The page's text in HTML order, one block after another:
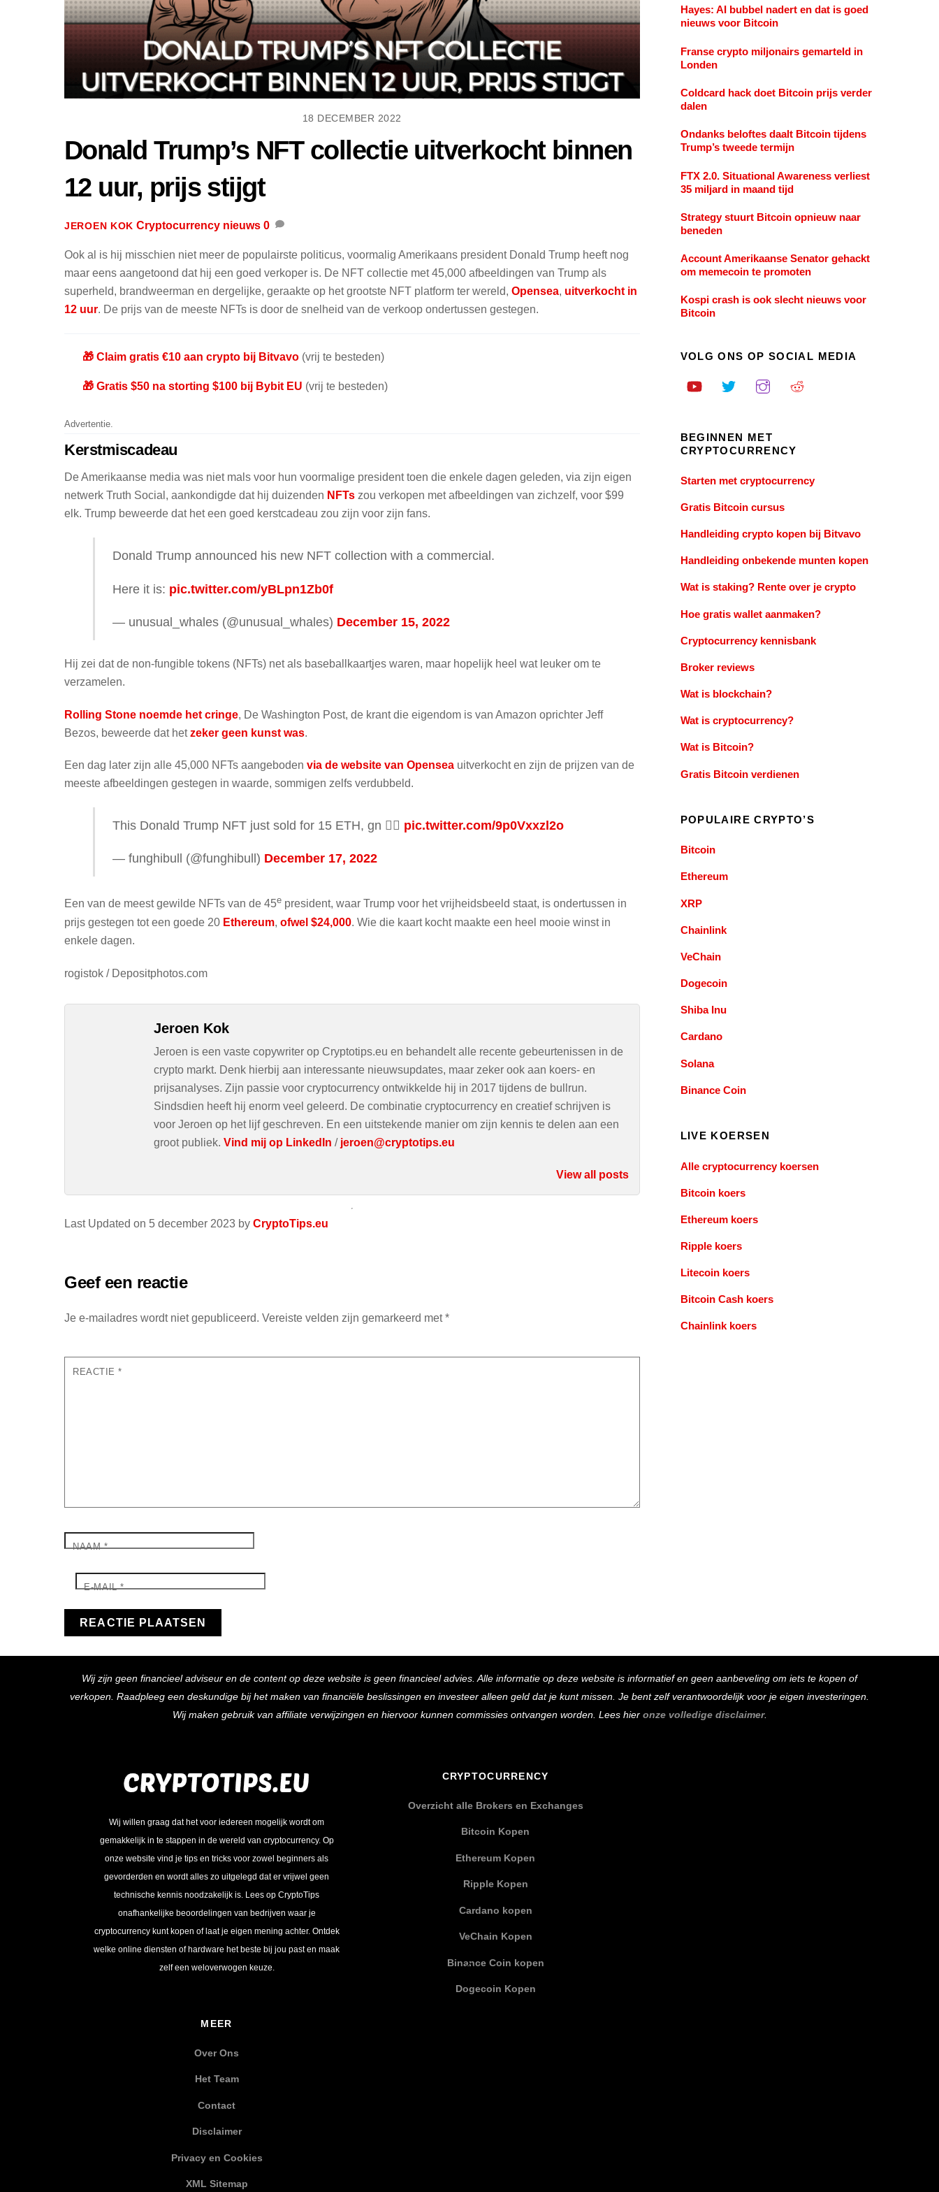
18 DECEMBER 2022
Donald Trump’s NFT collectie uitverkocht binnen
12 uur, prijs stijgt
JEROEN KOK Cryptocurrency nieuws 0
Last Updated on 5 december 2023 by CryptoTips.eu
Ook al is hij misschien niet meer de populairste politicus, voormalig Amerikaans president Donald Trump heeft nog
maar eens aangetoond dat hij een goed verkoper is. De NFT collectie met 45,000 afbeeldingen van Trump als
superheld, brandweerman en dergelijke, geraakte op het grootste NFT platform ter wereld, Opensea, uitverkocht in
12 uur. De prijs van de meeste NFTs is door de snelheid van de verkoop ondertussen gestegen.
🎁 Claim gratis €10 aan crypto bij Bitvavo(vrij te besteden)
🎁 Gratis $50 na storting $100 bij Bybit EU (vrij te besteden)
Advertentie.
Kerstmiscadeau
De Amerikaanse media was niet mals voor hun voormalige president toen die enkele dagen geleden, via zijn eigen
netwerk Truth Social, aankondigde dat hij duizenden NFTs zou verkopen met afbeeldingen van zichzelf, voor $99
elk. Trump beweerde dat het een goed kerstcadeau zou zijn voor zijn fans.
Donald Trump announced his new NFT collection with a commercial.
Here it is: pic.twitter.com/yBLpn1Zb0f
— unusual_whales (@unusual_whales) December 15, 2022
Hij zei dat de non-fungible tokens (NFTs) net als baseballkaartjes waren, maar hopelijk heel wat leuker om te
verzamelen.
Rolling Stone noemde het cringe, De Washington Post, de krant die eigendom is van Amazon oprichter Jeff
Bezos, beweerde dat hetzeker geen kunst was.
Een dag later zijn alle 45,000 NFTs aangeboden via de website van Opensea uitverkocht en zijn de prijzen van de
meeste afbeeldingen gestegen in waarde, sommigen zelfs verdubbeld.
This Donald Trump NFT just sold for 15 ETH, gn 😵‍💫 pic.twitter.com/9p0Vxxzl2o
— funghibull (@funghibull) December 17, 2022
Een van de meest gewilde NFTs van de 45e president, waar Trump voor het vrijheidsbeeld staat, is ondertussen in
prijs gestegen tot een goede 20 Ethereum, ofwel $24,000. Wie die kaart kocht maakte een heel mooie winst in
enkele dagen.
rogistok / Depositphotos.com
Jeroen Kok
Jeroen is een vaste copywriter op Cryptotips.eu en behandelt alle recente gebeurtenissen in de
crypto markt. Denk hierbij aan interessante nieuwsupdates, maar zeker ook aan koers- en
prijsanalyses. Zijn passie voor cryptocurrency ontwikkelde hij in 2017 tijdens de bullrun.
Sindsdien heeft hij enorm veel geleerd. De combinatie cryptocurrency en creatief schrijven is
voor Jeroen op het lijf geschreven. En een uitstekende manier om zijn kennis te delen aan een
groot publiek. Vind mij op LinkedIn / jeroen@cryptotips.eu
View all posts
Geef een reactie
Je e-mailadres wordt niet gepubliceerd. Vereiste velden zijn gemarkeerd met*
REACTIE*
NAAM*
E-MAIL*
Hayes: AI bubbel nadert en dat is goed
nieuws voor Bitcoin
Franse crypto miljonairs gemarteld in
Londen
Coldcard hack doet Bitcoin prijs verder
dalen
Ondanks beloftes daalt Bitcoin tijdens
Trump’s tweede termijn
FTX 2.0. Situational Awareness verliest
35 miljard in maand tijd
Strategy stuurt Bitcoin opnieuw naar
beneden
Account Amerikaanse Senator gehackt
om memecoin te promoten
Kospi crash is ook slecht nieuws voor
Bitcoin
VOLG ONS OP SOCIAL MEDIA
BEGINNEN MET
CRYPTOCURRENCY
Starten met cryptocurrency
Gratis Bitcoin cursus
Handleiding crypto kopen bij Bitvavo
Handleiding onbekende munten kopen
Wat is staking? Rente over je crypto
Hoe gratis wallet aanmaken?
Cryptocurrency kennisbank
Broker reviews
Wat is blockchain?
Wat is cryptocurrency?
Wat is Bitcoin?
Gratis Bitcoin verdienen
POPULAIRE CRYPTO’S
Bitcoin
Ethereum
XRP
Chainlink
VeChain
Dogecoin
Shiba Inu
Cardano
Solana
Binance Coin
LIVE KOERSEN
Alle cryptocurrency koersen
Bitcoin koers
Ethereum koers
Ripple koers
Litecoin koers
Bitcoin Cash koers
Chainlink koers
To
Top
Wij zijn geen financieel adviseur en de content op deze website is geen financieel advies. Alle informatie op deze website is informatief en geen aanbeveling om iets te kopen of
verkopen. Raadpleeg een deskundige bij het maken van financiële beslissingen en investeer alleen geld dat je kunt missen. Je bent zelf verantwoordelijk voor je eigen investeringen.
Wij maken gebruik van affiliate verwijzingen en hiervoor kunnen commissies ontvangen worden. Lees hier onze volledige disclaimer.
Wij willen graag dat het voor iedereen mogelijk wordt om
gemakkelijk in te stappen in de wereld van cryptocurrency. Op
onze website vind je tips en tricks voor zowel beginners als
gevorderden en wordt alles zo uitgelegd dat er vrijwel geen
technische kennis noodzakelijk is. Lees op CryptoTips
onafhankelijke beoordelingen van bedrijven waar je
cryptocurrency kunt kopen of laat je eigen mening achter. Ontdek
welke online diensten of hardware het beste bij jou past en maak
zelf een weloverwogen keuze.
CRYPTOCURRENCY
Overzicht alle Brokers en Exchanges
Bitcoin Kopen
Ethereum Kopen
Ripple Kopen
Cardano kopen
VeChain Kopen
Binance Coin kopen
Dogecoin Kopen
MEER
Over Ons
Het Team
Contact
Disclaimer
Privacy en Cookies
XML Sitemap